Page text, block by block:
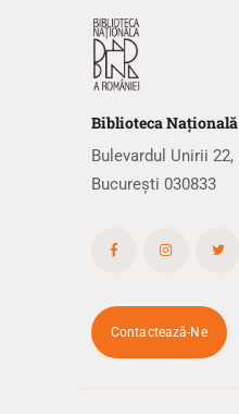
BibliotecaNațională
Bulevardul Unirii 22,
București 030833
Contactează-Ne